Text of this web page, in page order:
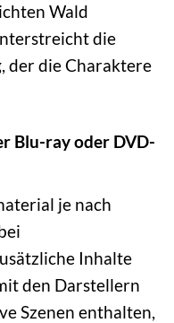
Wald
die
der die Charaktere
Blu-ray oder DVD-
je nach
Inhalte
den Darstellern
Szenen enthalten,